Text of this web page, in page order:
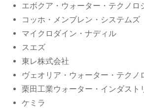
エボクア・ウォーター・テクノロ
コッホ・メンブレン・システムズ
マイクロダイン・ナディル
スエズ
東レ株式会社
ヴェオリア・ウォーター・テクノ
栗田工業ウォーター・インダスト
ケミラ